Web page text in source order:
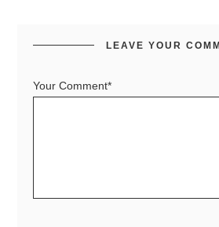
LEAVE YOUR
Your Comment*